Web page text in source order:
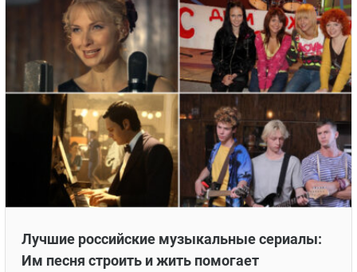
Лучшие российские музыкальные сериалы:
Им песня строить и жить помогает